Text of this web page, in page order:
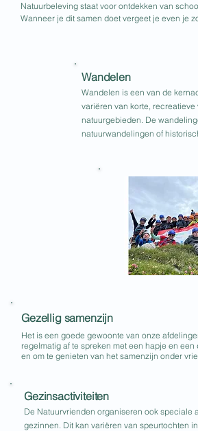
Natuurbeleving staat voor ontdekken van
Wanneer je dit samen doet vergeet je even je
Wandelen
Wandelen is een van de
variëren van korte,
natuurgebieden. De
natuurwandelingen of
Gezinsactiviteiten
De Natuurvrienden organiseren ook speciale
gezinnen. Dit kan variëren van speurtochten
Gezellig samenzijn
Het is een goede gewoonte van onze
regelmatig af te spreken met een hapje en een
en om te genieten van het samenzijn onder